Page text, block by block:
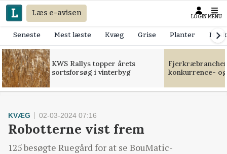
Læs e-avisen LOGIN MENU
Seneste Mest læste Kvæg Grise Planter
KWS Rallys topper årets
sortsforsøg i vinterbyg
konkurrence-
KVÆG 02-03-2024 07:16
Robotterne vist frem
125 besøgte Ruegård for at se BouMatic-